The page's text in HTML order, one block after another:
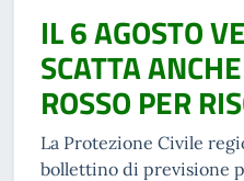
IL 6 AGOSTO
SCATTA
ROSSO PER
La Protezione Civile
bollettino di previsione